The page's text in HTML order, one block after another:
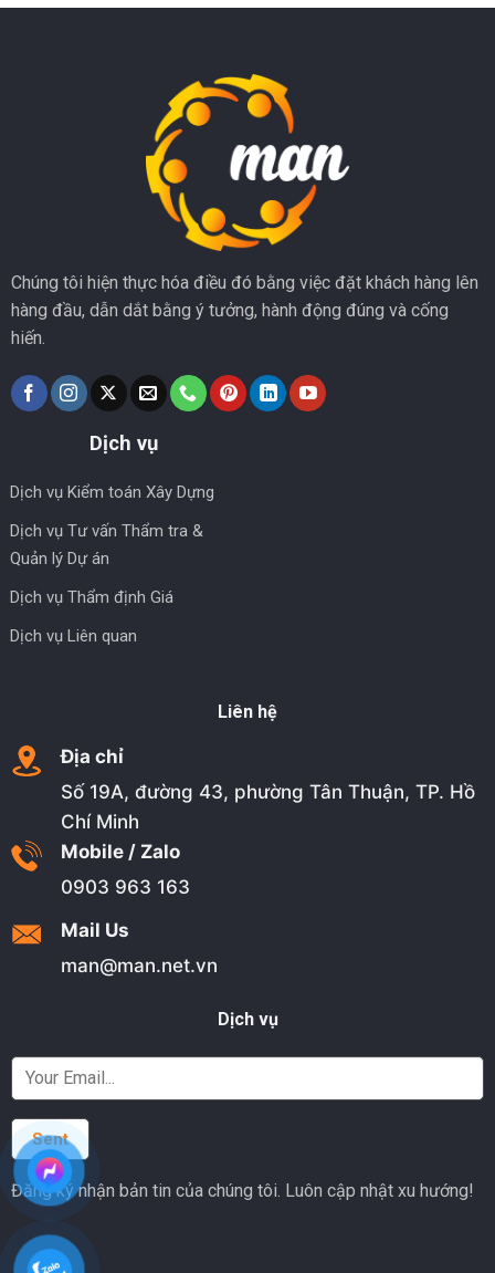
Chúng tôi hiện thực hóa điều đó bằng việc đặt khách hàng lên
hàng đầu, dẫn dắt bằng ý tưởng, hành động đúng và cống
hiến.
Dịch vụ
Dịch vụ Kiểm toán Xây Dựng
Dịch vụ Tư vấn Thẩm tra &
Quản lý Dự án
Dịch vụ Thẩm định Giá
Dịch vụ Liên quan
Liên hệ
Địa chỉ
Số 19A, đường 43, phường Tân Thuận, TP. Hồ
Chí Minh
Mobile / Zalo
0903 963 163
Mail Us
man@man.net.vn
Dịch vụ
Đăng ký nhận bản tin của chúng tôi. Luôn cập nhật xu hướng!